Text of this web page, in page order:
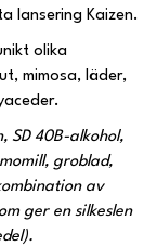
lansering Kaizen.
olika
mimosa, läder,
SD 40B-alkohol,
groblad,
av
ger en silkeslen